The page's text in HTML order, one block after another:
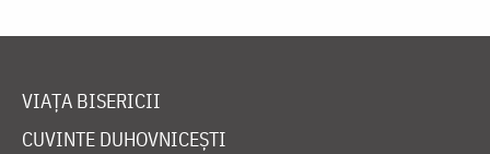
VIAȚA BISERICII
CUVINTE DUHOVNICEȘTI